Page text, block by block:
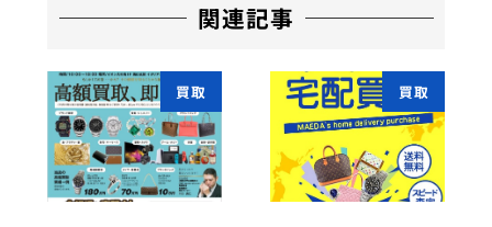
関連記事
買取 買取